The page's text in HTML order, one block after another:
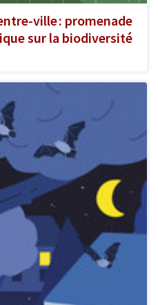
ville : promenade
sur la biodiversité